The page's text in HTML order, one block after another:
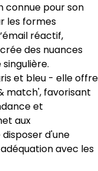
connue pour son
les formes
réactif,
des nuances
et bleu - elle offre
match', favorisant
et
aux
d'une
avec les